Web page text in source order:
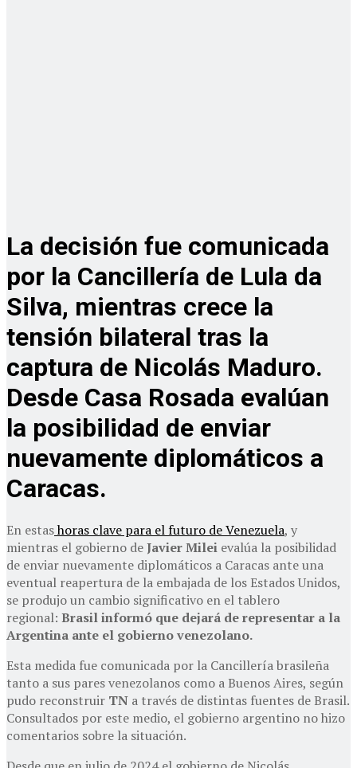
La decisión fue comunicada
por la Cancillería de Lula da
Silva, mientras crece la
tensión bilateral tras la
captura de Nicolás Maduro.
Desde Casa Rosada evalúan
la posibilidad de enviar
nuevamente diplomáticos a
Caracas.
En estashoras clave para el futuro de Venezuela, y
mientras el gobierno deJavier Milei evalúa la posibilidad
de enviar nuevamente diplomáticos a Caracas ante una
eventual reapertura de la embajada de los Estados Unidos,
se produjo un cambio significativo en el tablero
regional: Brasil informó que dejará de representar a la
Argentina ante el gobierno venezolano.
Esta medida fue comunicada por la Cancillería brasileña
tanto a sus pares venezolanos como a Buenos Aires, según
pudo reconstruir TN a través de distintas fuentes de Brasil.
Consultados por este medio, el gobierno argentino no hizo
comentarios sobre la situación.